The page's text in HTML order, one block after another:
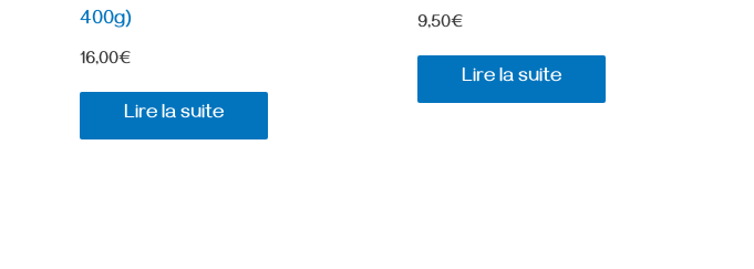
400g)
16,00€
Lire la suite
9,50€
Lire la suite